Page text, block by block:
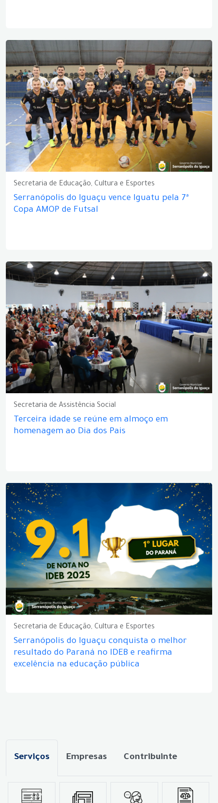
Secretaria de Educação, Cultura e Esportes
Serranópolis do Iguaçu vence Iguatu pela 7ª
Copa AMOP de Futsal
Secretaria de Assistência Social
Terceira idade se reúne em almoço em
homenagem ao Dia dos Pais
Secretaria de Educação, Cultura e Esportes
Serranópolis do Iguaçu conquista o melhor
resultado do Paraná no IDEB e reafirma
excelência na educação pública
Serviços Empresas Contribuinte